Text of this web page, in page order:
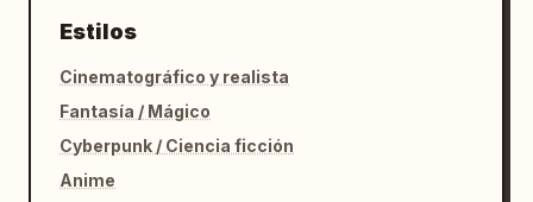
Estilos
Cinematográfico y realista
Fantasía / Mágico
Cyberpunk / Ciencia ficción
Anime